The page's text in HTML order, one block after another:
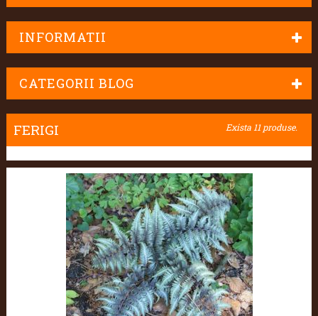
INFORMATII
CATEGORII BLOG
FERIGI Exista 11 produse.